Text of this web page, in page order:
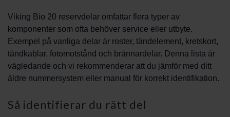
Viking Bio 20 reservdelar omfattar flera typer av
komponenter som ofta behöver service eller utbyte.
Exempel på vanliga delar är roster, tändelement, kretskort,
tändkablar, fotomotstånd och brännardelar. Denna lista är
vägledande och vi rekommenderar att du jämför med ditt
äldre nummersystem eller manual för korrekt identifikation.
Så identifierar du rätt del